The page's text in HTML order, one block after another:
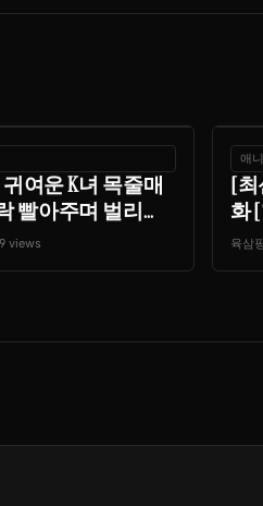
여운 K녀 목줄매
빨아주며 벌리...
views
애
[최
화
육삼